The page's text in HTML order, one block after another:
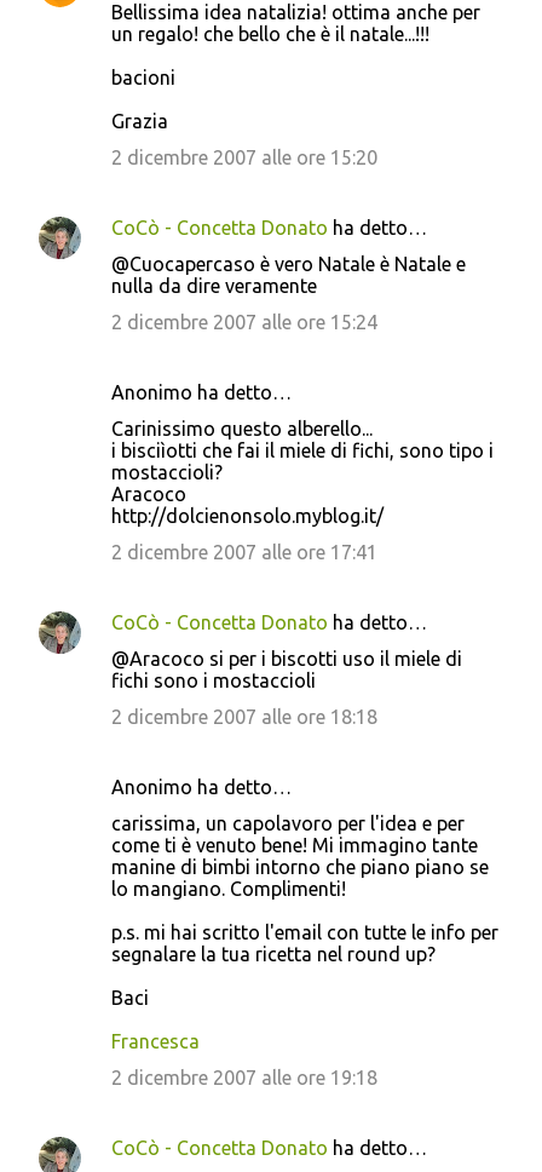
Bellissima idea natalizia! ottima anche per
un regalo! che bello che è il natale...!!!
bacioni
Grazia
2 dicembre 2007 alle ore 15:20
CoCò - Concetta Donato ha detto…
@Cuocapercaso è vero Natale è Natale e
nulla da dire veramente
2 dicembre 2007 alle ore 15:24
Anonimo ha detto…
Carinissimo questo alberello...
i bisciìotti che fai il miele di fichi, sono tipo i
mostaccioli?
Aracoco
http://dolcienonsolo.myblog.it/
2 dicembre 2007 alle ore 17:41
CoCò - Concetta Donato ha detto…
@Aracoco si per i biscotti uso il miele di
fichi sono i mostaccioli
2 dicembre 2007 alle ore 18:18
Anonimo ha detto…
carissima, un capolavoro per l'idea e per
come ti è venuto bene! Mi immagino tante
manine di bimbi intorno che piano piano se
lo mangiano. Complimenti!
p.s. mi hai scritto l'email con tutte le info per
segnalare la tua ricetta nel round up?
Baci
Francesca
2 dicembre 2007 alle ore 19:18
CoCò - Concetta Donato ha detto…